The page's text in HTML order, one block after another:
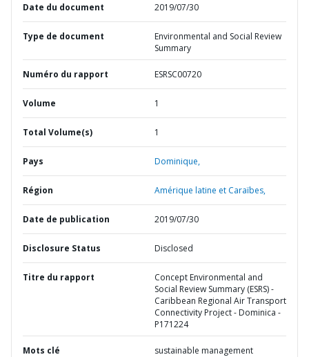
Date du document 2019/07/30
Type de document
Environmental and Social Review
Summary
Numéro du rapport ESRSC00720
Volume 1
Total Volume(s) 1
Pays Dominique,
Région Amérique latine et Caraïbes,
Date de publication 2019/07/30
Disclosure Status Disclosed
Titre du rapport
Concept Environmental and
Social Review Summary (ESRS) -
Caribbean Regional Air Transport
Connectivity Project - Dominica -
P171224
Mots clé sustainable management